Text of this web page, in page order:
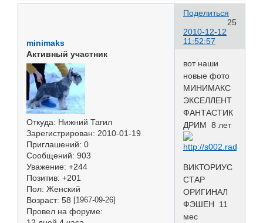
Поделиться
25
2010-12-12
11:52:57
minimaks
Активный участник
Откуда: Нижний Тагил
Зарегистрирован: 2010-01-19
Приглашений: 0
Сообщений: 903
Уважение: +244
Позитив: +201
Пол: Женский
Возраст: 58 [1967-09-26]
Провел на форуме:
вот наши
новые фото
МИНИМАКС
ЭКСЕЛЛЕНТ
ФАНТАСТИК
ДРИМ 8 лет
ВИКТОРИУС
СТАР
ОРИГИНАЛ
ФЭШЕН 11
мес